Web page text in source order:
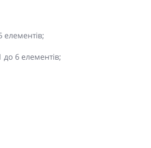
елементів;
до 6 елементів;